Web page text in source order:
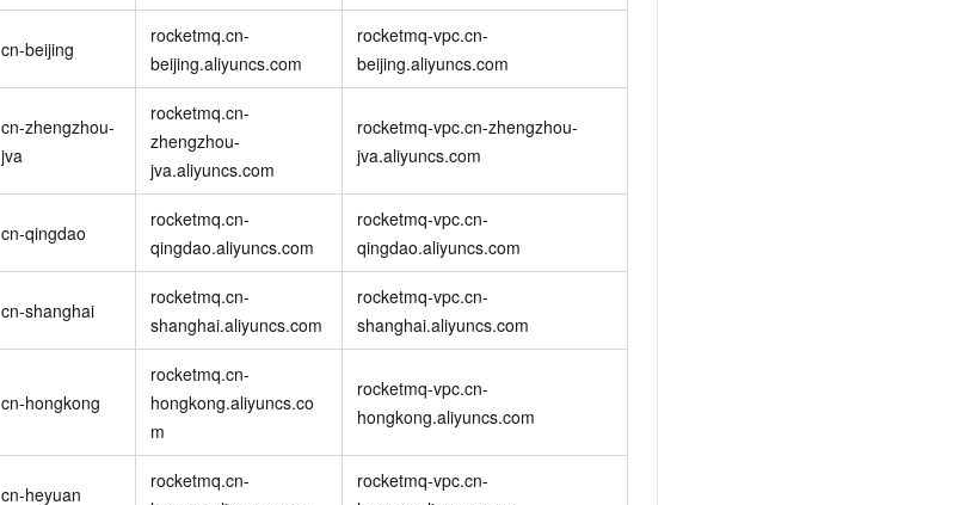
cn-beijing
rocketmq.cn-
beijing.aliyuncs.com
rocketmq-vpc.cn-
beijing.aliyuncs.com
cn-zhengzhou-
jva
rocketmq.cn-
zhengzhou-
jva.aliyuncs.com
rocketmq-vpc.cn-zhengzhou-
jva.aliyuncs.com
cn-qingdao
rocketmq.cn-
qingdao.aliyuncs.com
rocketmq-vpc.cn-
qingdao.aliyuncs.com
cn-shanghai
rocketmq.cn-
shanghai.aliyuncs.com
rocketmq-vpc.cn-
shanghai.aliyuncs.com
cn-hongkong
rocketmq.cn-
hongkong.aliyuncs.co
m
rocketmq-vpc.cn-
hongkong.aliyuncs.com
cn-heyuan
rocketmq.cn-
rocketmq-vpc.cn-
大模型服务平台百炼-应用模版
大模型服务平台百炼-智能体
灵活可视化地构建企业级 Agent
人工智能平台 PAI
AI Native 的算法工程平台，一站式完成建模、训练、推理服务部署
大模型原生应用
Qoder HOT
万有无界
秒悟
云端极速 AI 应用创作平台
多模态数据信息提取
智能客服
自动承接线索、识别商机，让客服更高效、服务更出色。
财税管理
建站小程序
模板建站
定制建站
定制小程序
APP 开发
建站系统